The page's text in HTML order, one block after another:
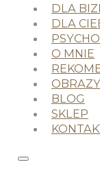
DLA
DLA
O MNIE
OBRAZY
BLOG
SKLEP